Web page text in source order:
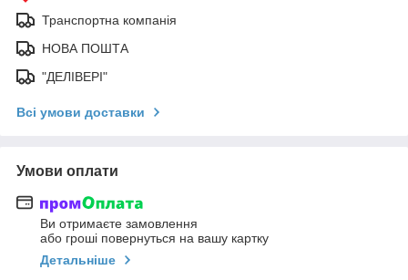
Транспортна компанія
НОВА ПОШТА
"ДЕЛІВЕРІ"
Всі умови доставки
Умови оплати
Ви отримаєте замовлення
або гроші повернуться на вашу картку
Детальніше